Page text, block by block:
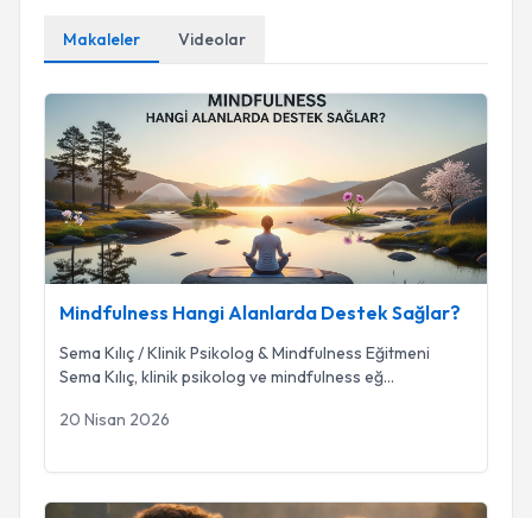
Makaleler Videolar
Mindfulness Hangi Alanlarda Destek Sağlar?
Mindfulness Hangi Alanlarda Destek Sağlar?
Sema Kılıç / Klinik Psikolog & Mindfulness Eğitmeni
Sema Kılıç, klinik psikolog ve mindfulness eğ...
20 Nisan 2026